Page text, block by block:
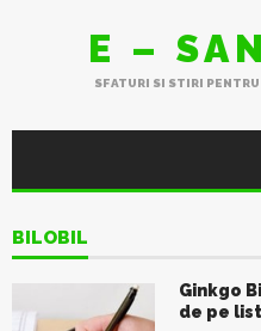
E –
SFATURI SI STIRI
BILOBIL
Ginkgo
de pe